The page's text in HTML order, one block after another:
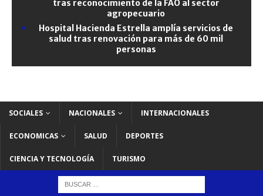
tras reconocimiento de la FAO al sector
agropecuario
Hospital Hacienda Estrella amplía servicios de
salud tras renovación para más de 60 mil
personas
SOCIALES NACIONALES INTERNACIONALES
ECONOMICAS SALUD DEPORTES
CIENCIA Y TECNOLOGÍA TURISMO